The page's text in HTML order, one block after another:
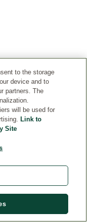
to the storage
device and to
partners. The
will be used for
Link to
Site